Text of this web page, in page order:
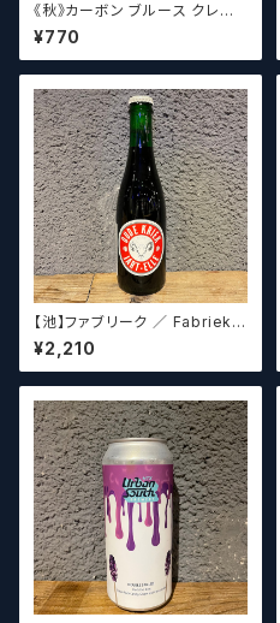
《秋》カーボン ブルース クレイ
ジーリッチルプリンズ Carbo
n Brews Crazy rich Lupulin
s【クラフトビール】
¥770
【池】ファブリーク ／ Fabriek
Oude Kriek Jart - Elle 37
5ml
¥2,210